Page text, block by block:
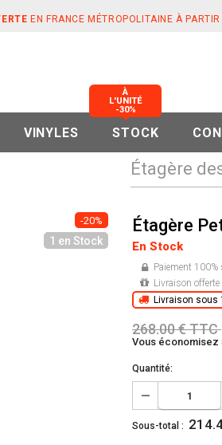
EN FRANCE MÉTROPOLITAINE À
VINYLES STOCK
À
L'UNITÉ
-30%
Étagère
-20%
1 en Stock
Étagère
En Stock
Paiement 100%
Livraison
Livraison sous
268.00 € TTC
Vous économisez
Quantité:
Sous-total :